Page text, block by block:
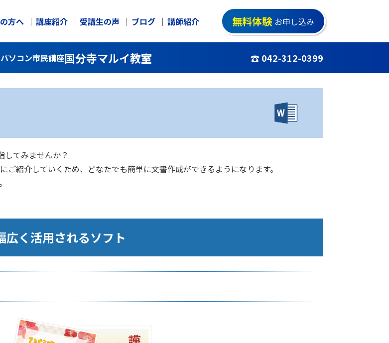
方へ 講座紹介 受講生の声 ブログ 講師紹介 無料体験 お申し込み
ソコン市民講座国分寺マルイ教室 ☎ 042-312-0399
してみませんか？
紹介していくため、どなたでも簡単に文書作成ができるようになります。
く活用されるソフト